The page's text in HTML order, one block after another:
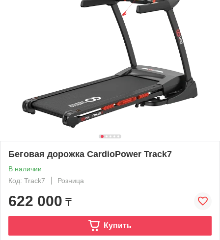
Беговая дорожка CardioPower Track7
В наличии
Код: Track7
Розница
622 000 ₸
Купить